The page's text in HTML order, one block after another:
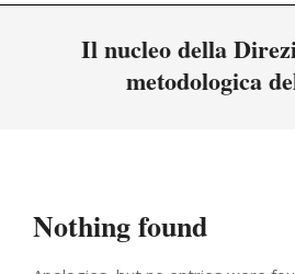
Navigation
Il nucleo della
metodologica
Nothing found